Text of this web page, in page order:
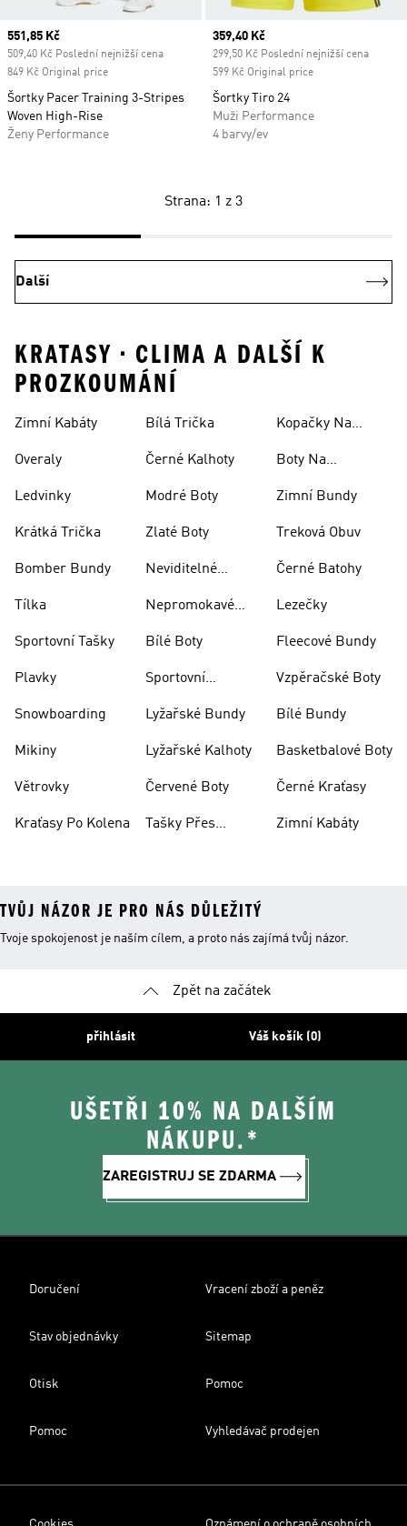
Current price
551,85 Kč
509,40 Kč Poslední nejnižší cena
849 Kč Original price
Šortky Pacer Training 3-Stripes
Woven High-Rise
Ženy Performance
Current price
359,40 Kč
299,50 Kč Poslední nejnižší cena
599 Kč Original price
Šortky Tiro 24
Muži Performance
4 barvy/ev
Strana: 1 z 3
Další
KRATASY • CLIMA A DALŠÍ K
PROZKOUMÁNÍ
Zimní Kabáty
Overaly
Ledvinky
Krátká Trička
Bomber Bundy
Tílka
Sportovní Tašky
Plavky
Snowboarding
Mikiny
Větrovky
Kraťasy Po Kolena
Bílá Trička
Černé Kalhoty
Modré Boty
Zlaté Boty
Neviditelné
Nepromokavé
Bílé Boty
Sportovní
Lyžařské Bundy
Lyžařské Kalhoty
Červené Boty
Tašky Přes
Kopačky Na
Boty Na
Zimní Bundy
Treková Obuv
Černé Batohy
Lezečky
Fleecové Bundy
Vzpěračské Boty
Bílé Bundy
Basketbalové Boty
Černé Kraťasy
Zimní Kabáty
TVŮJ NÁZOR JE PRO NÁS DŮLEŽITÝ
Tvoje spokojenost je naším cílem, a proto nás zajímá tvůj názor.
Zpět na začátek
přihlásit Váš košík (0)
UŠETŘI 10% NA DALŠÍM
NÁKUPU.*
ZAREGISTRUJ SE ZDARMA
Doručení Vracení zboží a peněz
Stav objednávky Sitemap
Otisk Pomoc
Pomoc Vyhledávač prodejen